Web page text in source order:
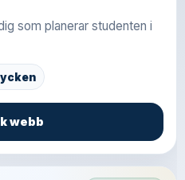
som planerar studenten i
webb